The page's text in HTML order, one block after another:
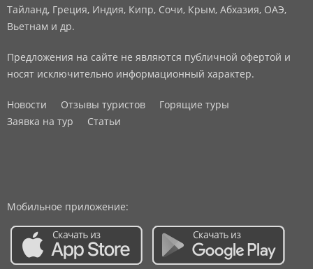
Тайланд, Греция, Индия, Кипр, Сочи, Крым, Абхазия, ОАЭ,
Вьетнам и др.
Предложения на сайте не являются публичной офертой и
носят исключительно информационный характер.
Новости Отзывы туристов
Горящие туры
Заявка на тур
Статьи
Мобильное приложение: